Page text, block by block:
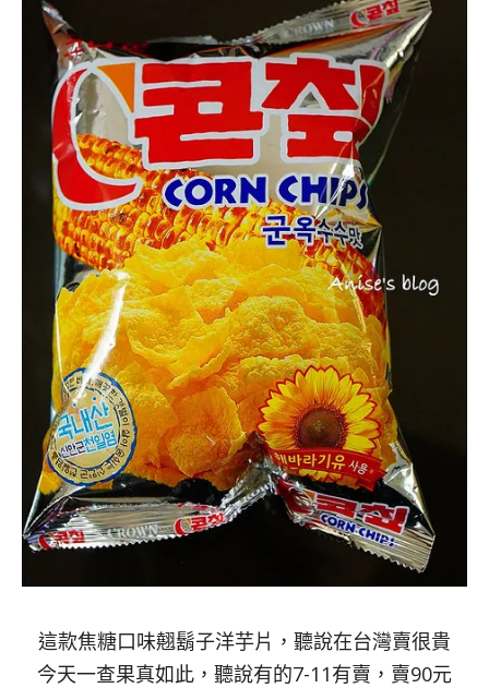
這款焦糖口味翹鬍子洋芋片，聽說在台灣賣很貴
今天一查果真如此，聽說有的7-11有賣，賣90元